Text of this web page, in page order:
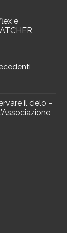
e
il cielo –